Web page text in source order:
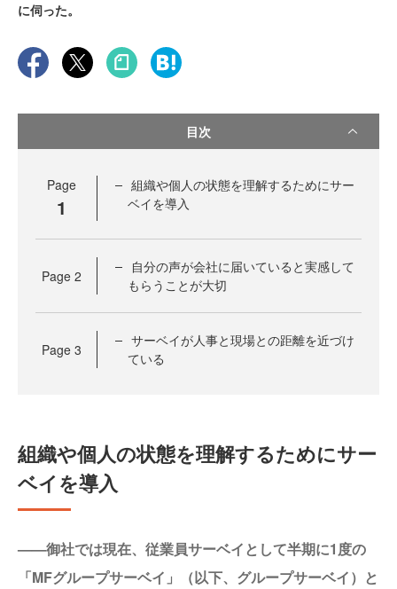
に伺った。
目次
Page
1
組織や個人の状態を理解するためにサー
ベイを導入
Page 2
自分の声が会社に届いていると実感して
もらうことが大切
Page 3
サーベイが人事と現場との距離を近づけ
ている
組織や個人の状態を理解するためにサー
ベイを導入
——御社では現在、従業員サーベイとして半期に1度の
「MFグループサーベイ」（以下、グループサーベイ）と